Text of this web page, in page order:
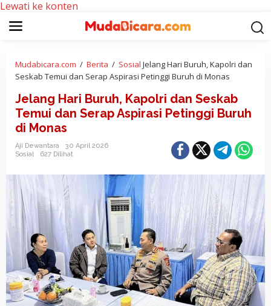
Lewati ke konten
Mudabicara.com / Berita / Sosial Jelang Hari Buruh, Kapolri dan
Seskab Temui dan Serap Aspirasi Petinggi Buruh di Monas
Jelang Hari Buruh, Kapolri dan Seskab
Temui dan Serap Aspirasi Petinggi Buruh
di Monas
Aji Dewantara
30 April 2026
Sosial
627 Dilihat